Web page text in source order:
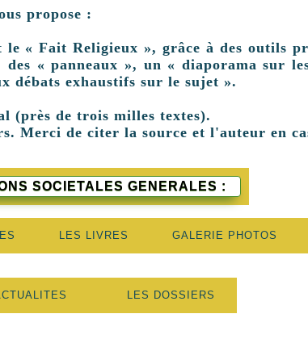
propose :
« Fait Religieux », grâce à des outils
« panneaux », un « diaporama sur
débats exhaustifs sur le sujet ».
(près de trois milles textes).
Merci de citer la source et l'auteur en
SOCIETALES GENERALES :
LES LIVRES GALERIE PHOTOS
LES DOSSIERS